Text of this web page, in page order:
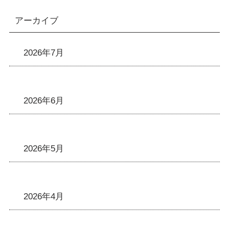
アーカイブ
2026年7月
2026年6月
2026年5月
2026年4月